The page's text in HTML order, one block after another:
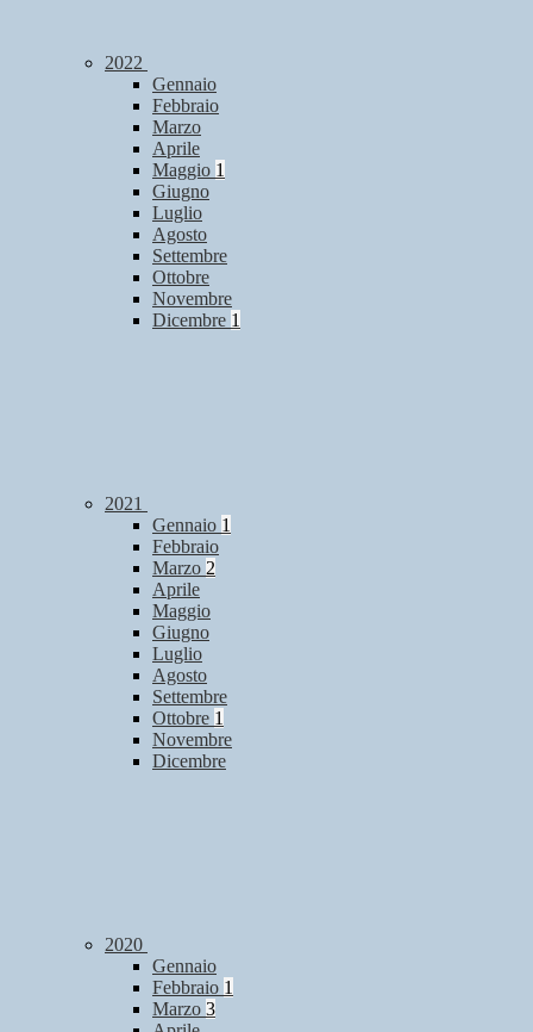
2022
Gennaio
Febbraio
Marzo
Aprile
Maggio 1
Giugno
Luglio
Agosto
Settembre
Ottobre
Novembre
Dicembre 1
2021
Gennaio 1
Febbraio
Marzo 2
Aprile
Maggio
Giugno
Luglio
Agosto
Settembre
Ottobre 1
Novembre
Dicembre
2020
Gennaio
Febbraio 1
Marzo 3